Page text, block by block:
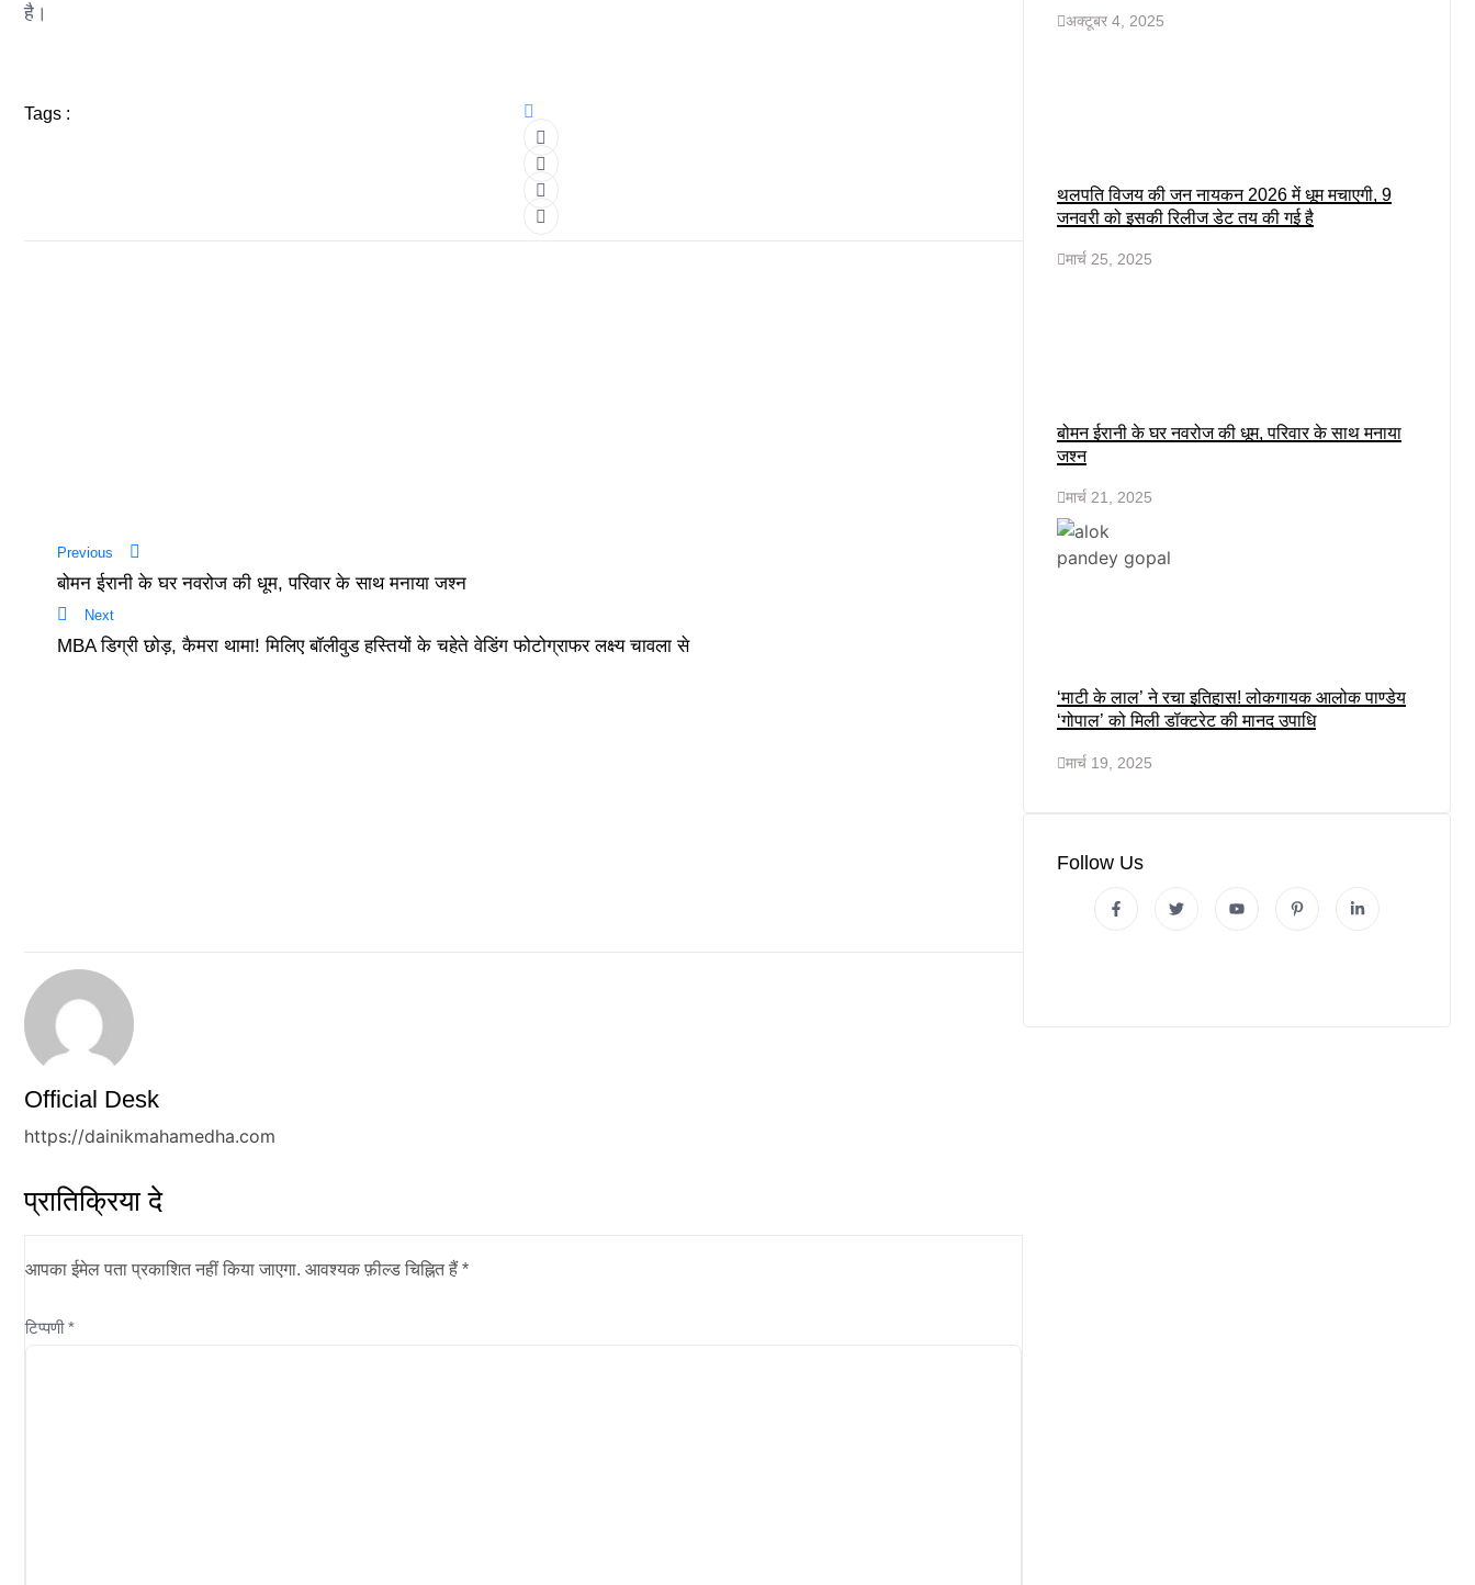
है।
Tags :
Previous
बोमन ईरानी के घर नवरोज की धूम, परिवार के साथ मनाया जश्न
Next
MBA डिग्री छोड़, कैमरा थामा! मिलिए बॉलीवुड हस्तियों के चहेते वेडिंग फोटोग्राफर लक्ष्य चावला से
Official Desk
https://dainikmahamedha.com
प्रातिक्रिया दे
आपका ईमेल पता प्रकाशित नहीं किया जाएगा. आवश्यक फ़ील्ड चिह्नित हैं *
टिप्पणी*
अक्टूबर 4, 2025
थलपति विजय की जन नायकन 2026 में धूम मचाएगी, 9
जनवरी को इसकी रिलीज डेट तय की गई है
मार्च 25, 2025
बोमन ईरानी के घर नवरोज की धूम, परिवार के साथ मनाया
जश्न
मार्च 21, 2025
‘माटी के लाल’ ने रचा इतिहास! लोकगायक आलोक पाण्डेय
‘गोपाल’ को मिली डॉक्टरेट की मानद उपाधि
मार्च 19, 2025
Follow Us